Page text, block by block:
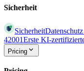
Sicherheit
Sicherheit
42001Erste KI-
Pricing